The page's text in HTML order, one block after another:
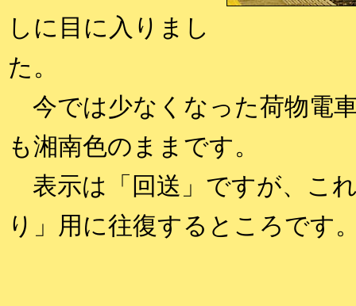
しに目に入りまし
た。
今では少なくなった荷物電
も湘南色のままです。
表示は「回送」ですが、こ
り」用に往復するところです